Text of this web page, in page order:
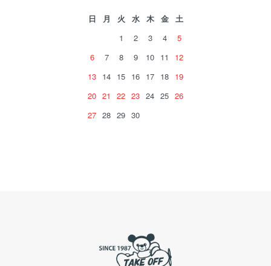
日 月 火 水 木 金
土
1
2 3 4
5
6
7 8 9 10 11
12
13 14 15 16 17 18 19
20 21 22 23 24 25 26
27 28 29 30